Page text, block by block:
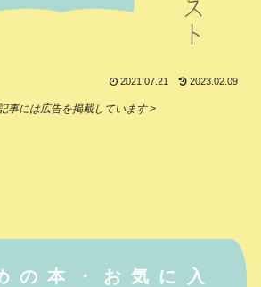
2021.07.21 2023.02.09
事には広告を掲載しています >
の本・お気に入